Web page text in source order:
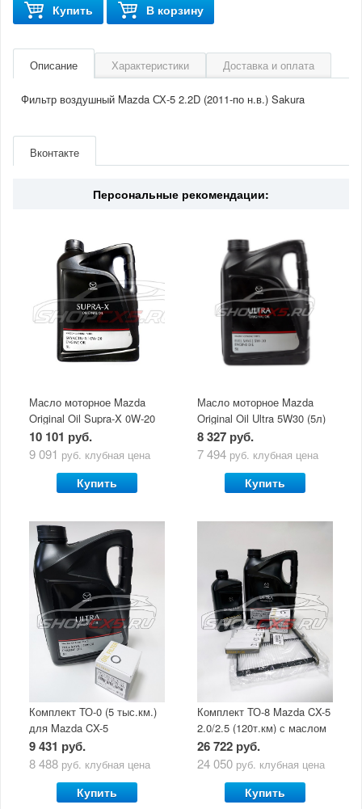
Купить В корзину
Описание Характеристики Доставка и оплата
Фильтр воздушный Mazda СХ-5 2.2D (2011-по н.в.) Sakura
Двигатель 2.2D(дизель)
Вконтакте
Персональные рекомендации:
Масло моторное Mazda
Original Oil Supra-X 0W-20
(5 л)
10 101 руб.
9 091 руб. клубная цена
Купить
Масло моторное Mazda
Original Oil Ultra 5W30 (5л)
8 327 руб.
7 494 руб. клубная цена
Купить
Комплект ТО-0 (5 тыс.км.)
для Mazda CX-5
(двигатель 2.0/2.5) с
маслом Mazda Original Oil
9 431 руб.
8 488 руб. клубная цена
Купить
Комплект ТО-8 Mazda CX-5
2.0/2.5 (120т.км) с маслом
Mazda Original Oil Ultra
5W30
26 722 руб.
24 050 руб. клубная цена
Купить